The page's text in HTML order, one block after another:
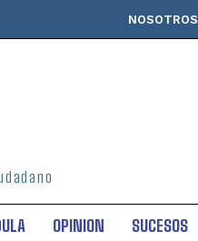
NOSOTROS
OPINION SUCESOS